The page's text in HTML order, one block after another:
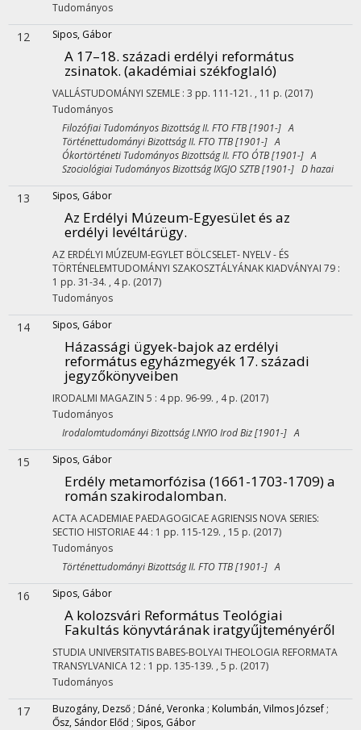
Tudományos
12 Sipos, Gábor
A 17–18. századi erdélyi református
zsinatok. (akadémiai székfoglaló)
VALLÁSTUDOMÁNYI SZEMLE : 3 pp. 111-121. , 11 p. (2017)
Tudományos
Filozófiai Tudományos Bizottság II. FTO FTB [1901-] A
Történettudományi Bizottság II. FTO TTB [1901-] A
Ókortörténeti Tudományos Bizottság II. FTO ÓTB [1901-] A
Szociológiai Tudományos Bizottság IXGJO SZTB [1901-] D hazai
13 Sipos, Gábor
Az Erdélyi Múzeum-Egyesület és az
erdélyi levéltárügy.
AZ ERDÉLYI MÚZEUM-EGYLET BÖLCSELET- NYELV - ÉS
TÖRTÉNELEMTUDOMÁNYI SZAKOSZTÁLYÁNAK KIADVÁNYAI 79 :
1 pp. 31-34. , 4 p. (2017)
Tudományos
14 Sipos, Gábor
Házassági ügyek-bajok az erdélyi
református egyházmegyék 17. századi
jegyzőkönyveiben
IRODALMI MAGAZIN 5 : 4 pp. 96-99. , 4 p. (2017)
Tudományos
Irodalomtudományi Bizottság I.NYIO Irod Biz [1901-] A
15 Sipos, Gábor
Erdély metamorfózisa (1661-1703-1709) a
román szakirodalomban.
ACTA ACADEMIAE PAEDAGOGICAE AGRIENSIS NOVA SERIES:
SECTIO HISTORIAE 44: 1 pp. 115-129. , 15 p. (2017)
Tudományos
Történettudományi Bizottság II. FTO TTB [1901-] A
16 Sipos, Gábor
A kolozsvári Református Teológiai
Fakultás könyvtárának iratgyűjteményéről
STUDIA UNIVERSITATIS BABES-BOLYAI THEOLOGIA REFORMATA
TRANSYLVANICA 12 : 1 pp. 135-139. , 5 p. (2017)
Tudományos
17 Buzogány, Dezső ; Dáné, Veronka ; Kolumbán, Vilmos József ;
Ősz, Sándor Előd ; Sipos, Gábor